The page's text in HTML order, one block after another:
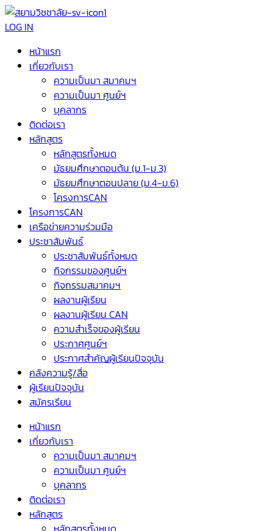
LOG IN
หน้าแรก
เกี่ยวกับเรา
ความเป็นมา สมาคมฯ
ความเป็นมา ศูนย์ฯ
บุคลากร
ติดต่อเรา
หลักสูตร
หลักสูตรทั้งหมด
มัธยมศึกษาตอนต้น (ม.1-ม.3)
มัธยมศึกษาตอนปลาย (ม.4-ม.6)
โครงการCAN
โครงการCAN
เครือข่ายความร่วมมือ
ประชาสัมพันธ์
ประชาสัมพันธ์ทั้งหมด
กิจกรรมของศูนย์ฯ
กิจกรรมสมาคมฯ
ผลงานผู้เรียน
ผลงานผู้เรียน CAN
ความสำเร็จของผู้เรียน
ประกาศศูนย์ฯ
ประกาศสำคัญผู้เรียนปัจจุบัน
คลังความรู้/สื่อ
ผู้เรียนปัจจุบัน
สมัครเรียน
หน้าแรก
เกี่ยวกับเรา
ความเป็นมา สมาคมฯ
ความเป็นมา ศูนย์ฯ
บุคลากร
ติดต่อเรา
หลักสูตร